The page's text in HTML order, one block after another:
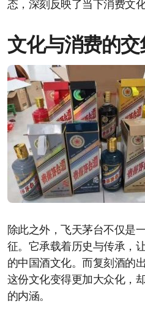
态，深刻反映了当下消费文
文化与消费的交
除此之外，飞天茅台不仅是
征。它承载着历史与传承，
的中国酒文化。而复刻酒的
这份文化变得更加大众化，
的内涵。